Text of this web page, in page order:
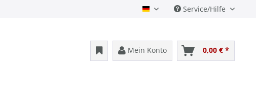
Deutsch Service/Hilfe
Mein Konto 0,00 € *